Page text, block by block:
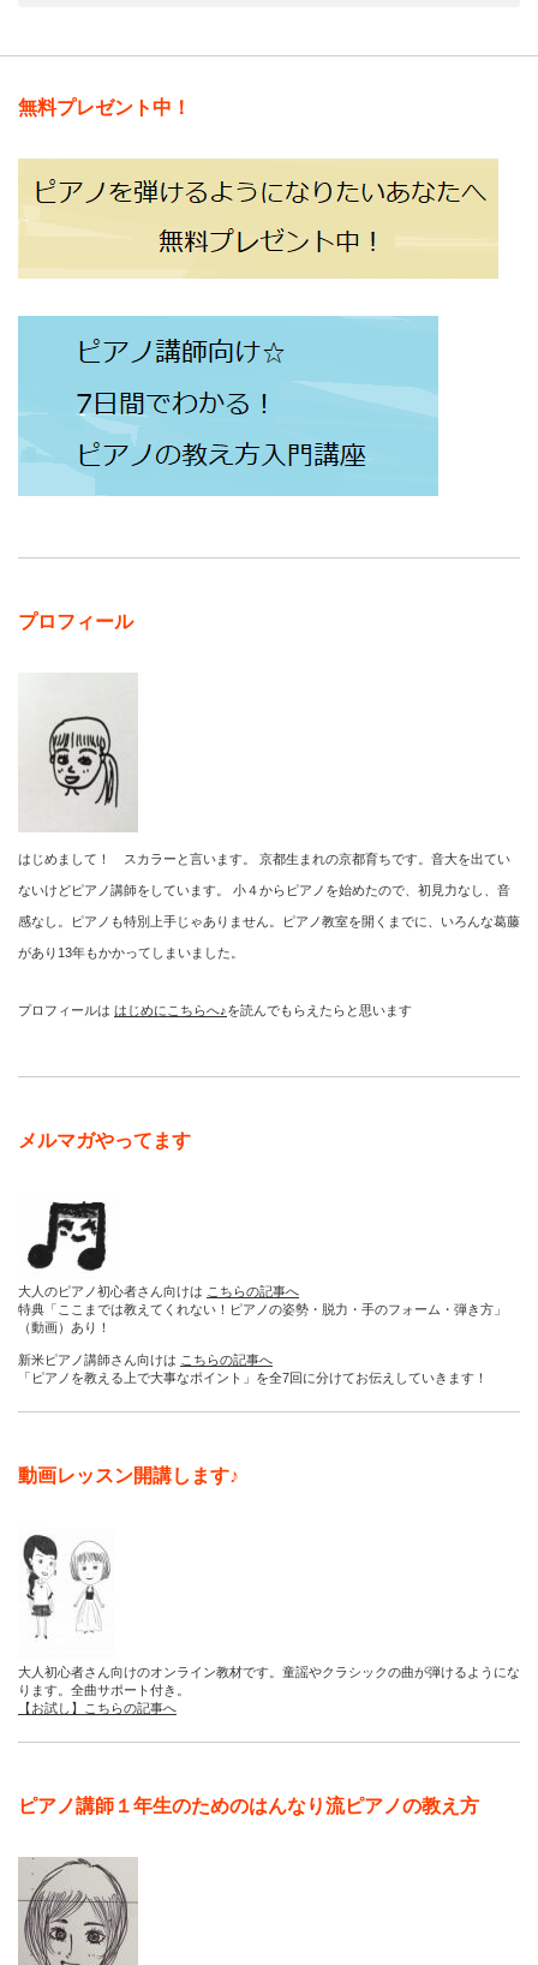
無料プレゼント中！
プロフィール
はじめまして！ スカラーと言います。 京都生まれの京都育ちです。音大を出てい
ないけどピアノ講師をしています。 小４からピアノを始めたので、初見力なし、音
感なし。ピアノも特別上手じゃありません。ピアノ教室を開くまでに、いろんな葛藤
があり13年もかかってしまいました。
プロフィールは はじめにこちらへ♪を読んでもらえたらと思います
メルマガやってます
大人のピアノ初心者さん向けは こちらの記事へ
特典「ここまでは教えてくれない！ピアノの姿勢・脱力・手のフォーム・弾き方」
（動画）あり！
新米ピアノ講師さん向けは こちらの記事へ
「ピアノを教える上で大事なポイント」を全7回に分けてお伝えしていきます！
動画レッスン開講します♪
大人初心者さん向けのオンライン教材です。童謡やクラシックの曲が弾けるようにな
ります。全曲サポート付き。
【お試し】こちらの記事へ
ピアノ講師１年生のためのはんなり流ピアノの教え方